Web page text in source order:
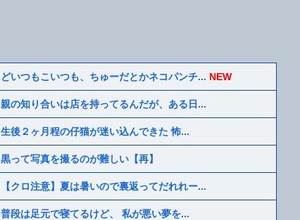
どいつもこいつも、ちゅーだとかネコパンチ... NEW
親の知り合いは店を持ってるんだが、ある日...
生後２ヶ月程の仔猫が迷い込んできた 怖...
黒って写真を撮るのが難しい【再】
【クロ注意】夏は暑いので裏返ってだれれー...
普段は足元で寝てるけど、 私が悪い夢を...